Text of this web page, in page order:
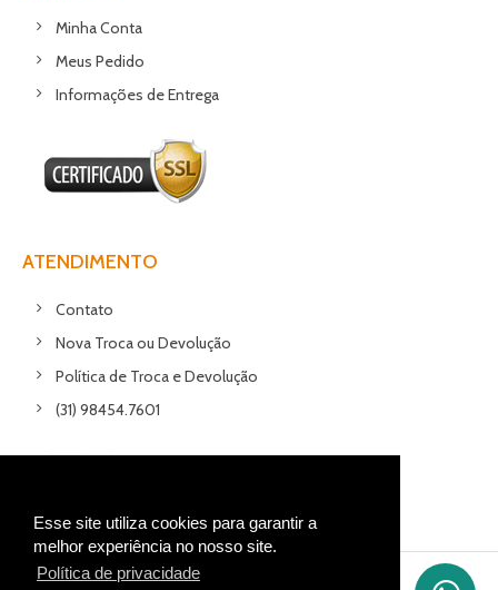
Esse site utiliza cookies para garantir a
melhor experiência no nosso site.
Política de privacidade
Minha Conta
Meus Pedido
Informações de Entrega
ATENDIMENTO
Contato
Nova Troca ou Devolução
Política de Troca e Devolução
(31) 98454.7601